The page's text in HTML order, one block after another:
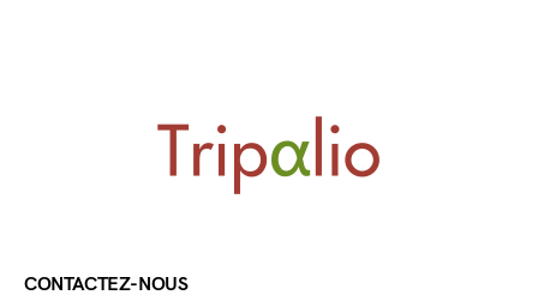
CONTACTEZ-NOUS